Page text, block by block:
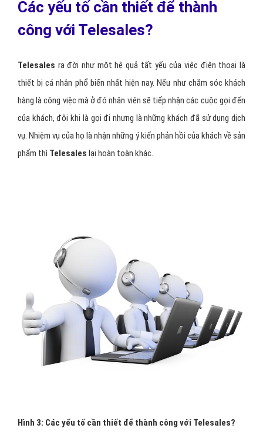
Các yếu tố cần thiết để thành
công với Telesales?
Telesales ra đời như một hệ quả tất yếu của việc điện thoại là
thiết bị cá nhân phổ biến nhất hiện nay. Nếu như chăm sóc khách
hàng là công việc mà ở đó nhân viên sẽ tiếp nhận các cuộc gọi đến
của khách, đôi khi là gọi đi nhưng là những khách đã sử dụng dịch
vụ. Nhiệm vụ của họ là nhận những ý kiến phản hồi của khách về sản
phẩm thì Telesales lại hoàn toàn khác.
Hình 3: Các yếu tố cần thiết để thành công với Telesales?